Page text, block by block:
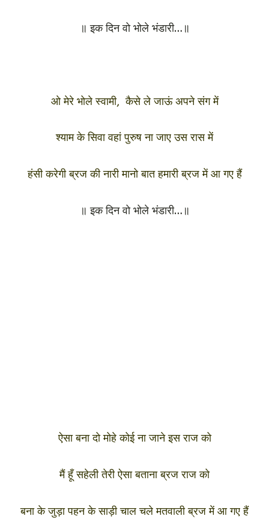
॥ इक दिन वो भोले भंडारी…॥
ओ मेरे भोले स्वामी, कैसे ले जाऊं अपने संग में
श्याम के सिवा वहां पुरुष ना जाए उस रास में
हंसी करेगी ब्रज की नारी मानो बात हमारी ब्रज में आ गए हैं
॥ इक दिन वो भोले भंडारी…॥
ऐसा बना दो मोहे कोई ना जाने इस राज को
मैं हूँ सहेली तेरी ऐसा बताना ब्रज राज को
बना के जुड़ा पहन के साड़ी चाल चले मतवाली ब्रज में आ गए हैं